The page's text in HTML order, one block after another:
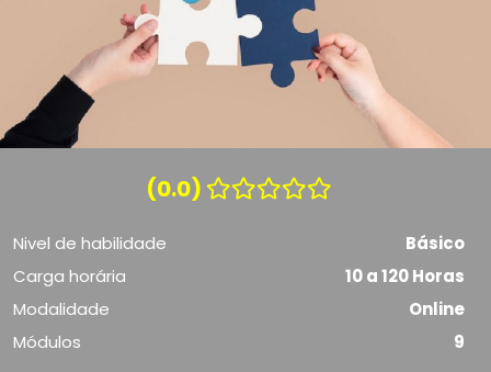
(0.0)
Nivel de habilidade
Básico
Carga horária
10 a 120 Horas
Modalidade
Online
Módulos
9